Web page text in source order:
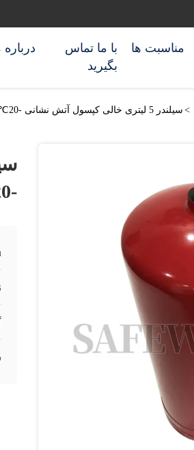
درباره
با ما تماس
بگیرید
مناسبت ها
> سیلندر 5 لیتری خالی کپسول آتش نشانی -20℃~60℃ محدوده دمایی
-20℃~60℃ محدوده دمایی